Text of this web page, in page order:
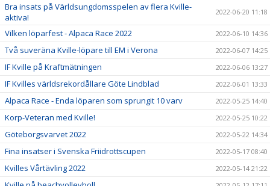
Bra insats på Världsungdomsspelen av flera Kville-
aktiva!
2022-06-20 11:18
Vilken löparfest - Alpaca Race 2022 2022-06-10 14:36
Två suveräna Kville-löpare till EM i Verona 2022-06-07 14:25
IF Kville på Kraftmätningen 2022-06-06 13:27
IF Kvilles världsrekordållare Göte Lindblad 2022-06-01 13:33
Alpaca Race - Enda löparen som sprungit 10 varv 2022-05-25 14:40
Korp-Veteran med Kville! 2022-05-25 10:22
Göteborgsvarvet 2022 2022-05-22 14:34
Fina insatser i Svenska Friidrottscupen 2022-05-17 08:40
Kvilles Vårtävling 2022 2022-05-14 21:22